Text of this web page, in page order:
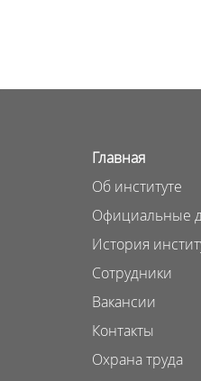
Главная
Об институте
Официальные
История
Сотрудники
Вакансии
Контакты
Охрана труда